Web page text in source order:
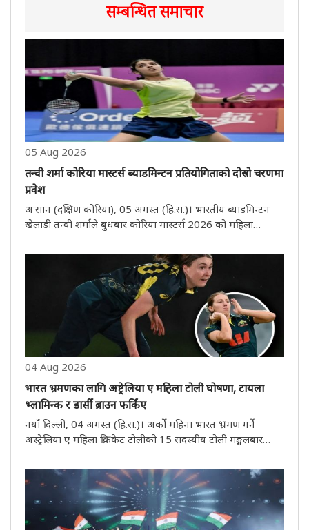
सम्बन्धित समाचार
05 Aug 2026
तन्वी शर्मा कोरिया मास्टर्स ब्याडमिन्टन प्रतियोगिताको दोस्रो चरणमा
प्रवेश
आसान (दक्षिण कोरिया), 05 अगस्त (हि.स.)। भारतीय ब्याडमिन्टन
खेलाडी तन्वी शर्माले बुधबार कोरिया मास्टर्स 2026 को महिला
वर्षीया तन्वीले चीनकी युआन आन चीलाई सिधा गेम 21-16, 21-15
04 Aug 2026
भारत भ्रमणका लागि अष्ट्रेलिया ए महिला टोली घोषणा, टायला
भ्लामिन्क र डार्सी ब्राउन फर्किए
नयाँ दिल्ली, 04 अगस्त (हि.स.)। अर्को महिना भारत भ्रमण गर्ने
अस्ट्रेलिया ए महिला क्रिकेट टोलीको 15 सदस्यीय टोली मङ्गलबार
ब्राउनले टोलीको पेस आक्रमणको नेतृत्व गर्नेछन्। यो भ्रमण तीन
हप्तास..